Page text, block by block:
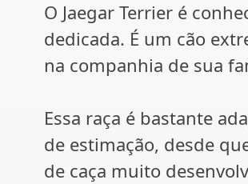
O Jaegar Terrier é
dedicada. É um cão
na companhia de sua
Essa raça é bastante
de estimação, desde
de caça muito